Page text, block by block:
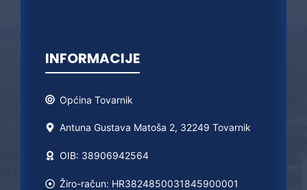
INFORMACIJE
Općina Tovarnik
Antuna Gustava Matoša 2, 32249 Tovarnik
OIB: 38906942564
Žiro-račun: HR3824850031845900001